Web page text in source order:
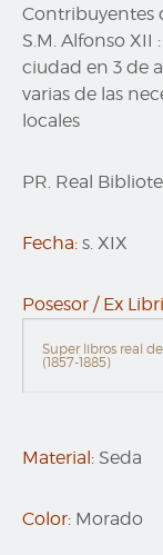
Contribuyentes
S.M. Alfonso XII
ciudad en 3 de
varias de las
locales
PR. Real
Fecha: s. XIX
Posesor / Ex
Super libros real
(1857-1885)
Material: Seda
Color: Morado